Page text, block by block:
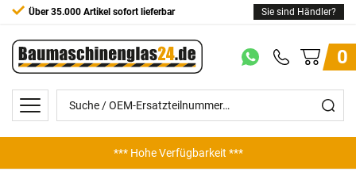
Über 35.000 Artikel sofort lieferbar Sie sind Händler?
0
*** Hohe Verfügbarkeit ***